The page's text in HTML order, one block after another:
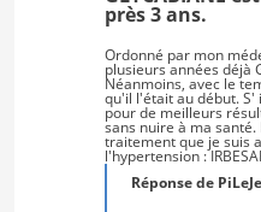
près 3 ans.
Ordonné par mon
plusieurs années déjà
Néanmoins, avec le
qu'il l'était au début.
pour de meilleurs
sans nuire à ma
traitement que je suis
l'hypertension :
Réponse de PiLeJe